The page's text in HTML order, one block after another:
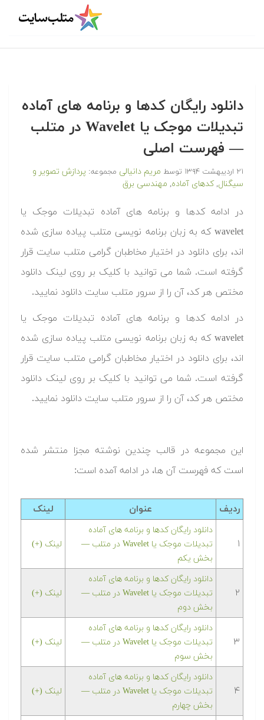
دانلود رایگان کدها و برنامه های آماده
تبدیلات موجک یا Wavelet در متلب‬‬
— فهرست اصلی
۲۱ اردیبهشت ۱۳۹۴ توسط مریم دانیالی مجموعه: پردازش تصویر و
سیگنال,کدهای آماده, مهندسی برق
‫در ادامه کدها و برنامه های آماده تبدیلات موجک یا
wavelet که به زبان برنامه نویسی متلب پیاده سازی شده
اند، برای دانلود در اختیار مخاطبان گرامی متلب سایت قرار
گرفته است. شما می توانید با کلیک بر روی لینک دانلود
مختص هر کد، آن را از سرور متلب سایت دانلود نمایید.‬
‫در ادامه کدها و برنامه های آماده تبدیلات موجک یا
wavelet که به زبان برنامه نویسی متلب پیاده سازی شده
اند، برای دانلود در اختیار مخاطبان گرامی متلب سایت قرار
گرفته است. شما می توانید با کلیک بر روی لینک دانلود
مختص هر کد، آن را از سرور متلب سایت دانلود نمایید.‬
این مجموعه در قالب چندین نوشته مجزا منتشر شده
است که فهرست آن ها، در ادامه آمده است:
ردیف عنوان لینک
۱
دانلود رایگان کدها و برنامه های آماده
تبدیلات موجک یا Wavelet در متلب‬‬ —
بخش یکم
لینک (+)
۲
دانلود رایگان کدها و برنامه های آماده
تبدیلات موجک یا Wavelet در متلب‬‬ —
بخش دوم
لینک (+)
۳
دانلود رایگان کدها و برنامه های آماده
تبدیلات موجک یا Wavelet در متلب‬‬ —
بخش سوم
لینک (+)
۴
دانلود رایگان کدها و برنامه های آماده
تبدیلات موجک یا Wavelet در متلب‬‬ —
بخش چهارم
لینک (+)